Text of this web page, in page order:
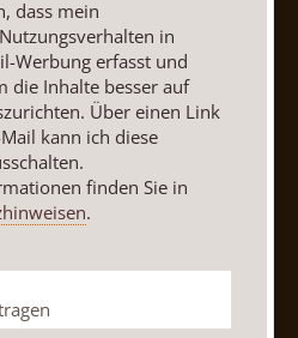
Abo online kündigen
oben
dass mein
in
Werbung erfasst und
die Inhalte besser auf
Über einen Link
kann ich diese
finden Sie in
.